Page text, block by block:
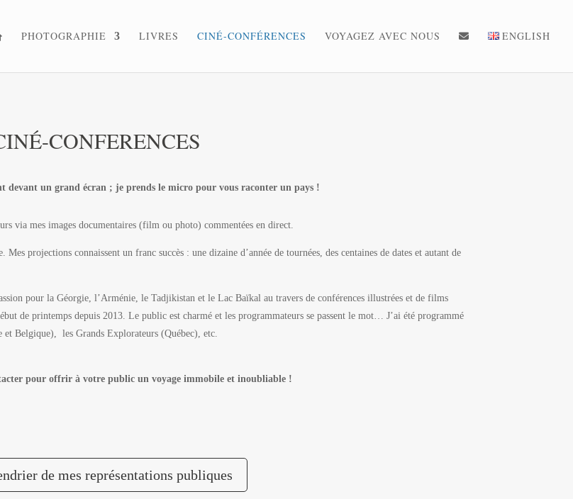
PHOTOGRAPHIE LIVRES CINÉ-CONFÉRENCES VOYAGEZ AVEC NOUS ENGLISH
CONFERENCES
devant un grand écran ; je prends le micro pour vous raconter un pays !
via mes images documentaires (film ou photo) commentées en direct.
projections connaissent un franc succès : une dizaine d’année de tournées, des centaines de dates et autant de
pour la Géorgie, l’Arménie, le Tadjikistan et le Lac Baïkal au travers de conférences illustrées et de films
de printemps depuis 2013. Le public est charmé et les programmateurs se passent le mot… J’ai été programmé
et Belgique), les Grands Explorateurs (Québec), etc.
pour offrir à votre public un voyage immobile et inoubliable !
de mes représentations publiques